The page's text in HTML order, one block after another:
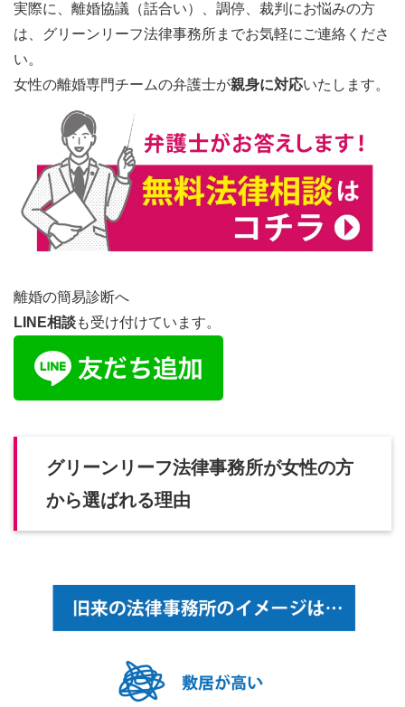
実際に、離婚協議（話合い）、調停、裁判にお悩みの方
は、グリーンリーフ法律事務所までお気軽にご連絡くださ
い。
女性の離婚専門チームの弁護士が親身に対応いたします。
離婚の簡易診断へ
LINE相談も受け付けています。
グリーンリーフ法律事務所が女性の方
から選ばれる理由